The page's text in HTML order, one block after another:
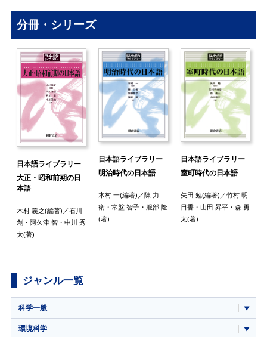
分冊・シリーズ
日本語ライブラリー
大正・昭和前期の日
本語
木村 義之(編著)／石川
創 ・ 阿久津 智・ 中川 秀
太(著)
日本語ライブラリー
明治時代の日本語
木村 一(編著)／陳 力
衛 ・常盤 智子 ・ 服部 隆
(著)
日本語ライブラリー
室町時代の日本語
矢田 勉(編著)／竹村 明
日香・ 山田 昇平・ 森 勇
太(著)
ジャンル一覧
科学一般
環境科学